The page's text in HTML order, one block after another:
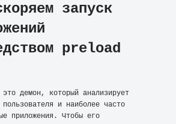
запуск
preload
демон, который анализирует
пользователя и наиболее часто
приложения. Чтобы его